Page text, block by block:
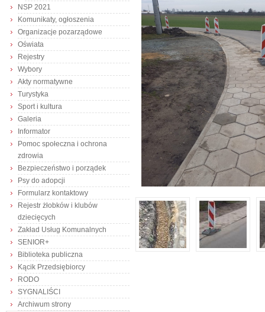
NSP 2021
Komunikaty, ogłoszenia
Organizacje pozarządowe
Oświata
Rejestry
Wybory
Akty normatywne
Turystyka
Sport i kultura
Galeria
Informator
Pomoc społeczna i ochrona
zdrowia
Bezpieczeństwo i porządek
Psy do adopcji
Formularz kontaktowy
Rejestr żłobków i klubów
dziecięcych
Zakład Usług Komunalnych
SENIOR+
Biblioteka publiczna
Kącik Przedsiębiorcy
RODO
SYGNALIŚCI
Archiwum strony